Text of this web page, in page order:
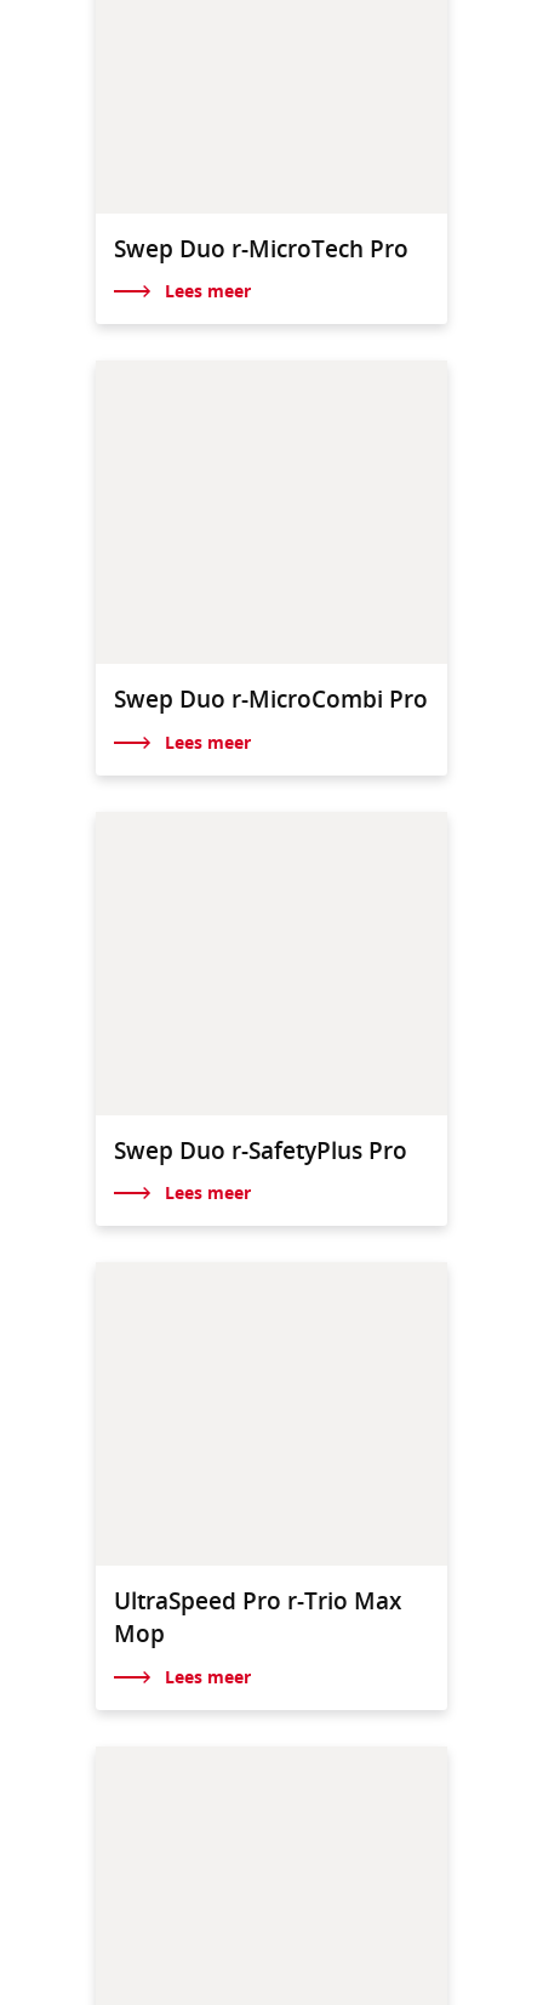
Swep Duo r-MicroTech Pro
Lees meer
Swep Duo r-MicroCombi Pro
Lees meer
Swep Duo r-SafetyPlus Pro
Lees meer
UltraSpeed Pro r-Trio Max
Mop
Lees meer